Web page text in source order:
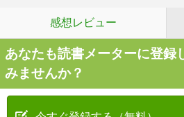
感想レビュー
あなたも読書メーターに登録
みませんか？